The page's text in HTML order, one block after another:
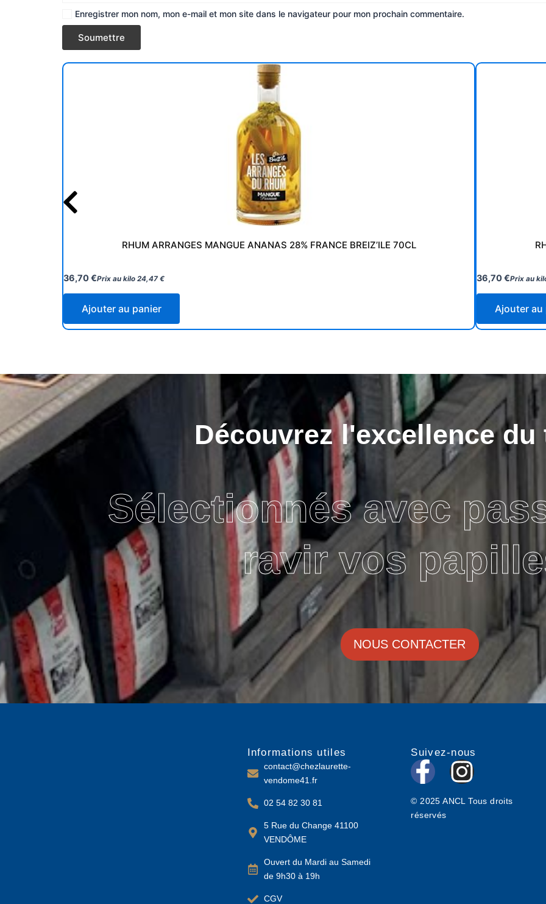
Enregistrer mon nom, mon e-mail et mon site dans le navigateur pour mon prochain commentaire.
RHUM ARRANGES MANGUE ANANAS 28% FRANCE BREIZ’ILE 70CL
36,70€Prix au kilo 24,47 €
Ajouter au panier
36,70€Prix au
Ajouter au
Découvrez l'excellence
Sélectionnés avec
ravir vos
NOUS CONTACTER
Informations utiles
contact@chezlaurette-
vendome41.fr
02 54 82 30 81
5 Rue du Change 41100
VENDÔME
Ouvert du Mardi au Samedi
de 9h30 à 19h
CGV
Suivez-nous
F
a
c
I
n
© 2025 ANCL Tous droits
réservés